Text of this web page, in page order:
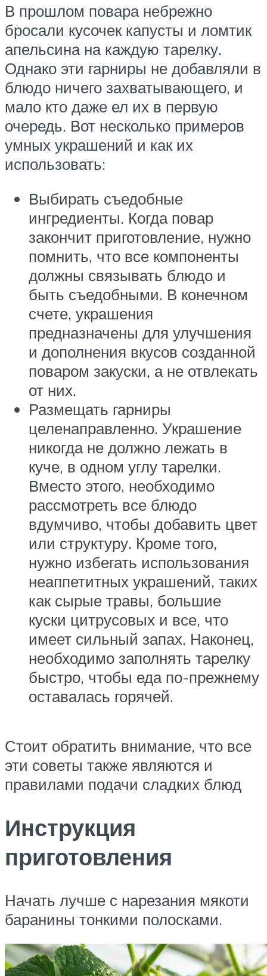
В прошлом повара небрежно
бросали кусочек капусты и ломтик
апельсина на каждую тарелку.
Однако эти гарниры не добавляли в
блюдо ничего захватывающего, и
мало кто даже ел их в первую
очередь. Вот несколько примеров
умных украшений и как их
использовать:
Выбирать съедобные
ингредиенты. Когда повар
закончит приготовление, нужно
помнить, что все компоненты
должны связывать блюдо и
быть съедобными. В конечном
счете, украшения
предназначены для улучшения
и дополнения вкусов созданной
поваром закуски, а не отвлекать
от них.
Размещать гарниры
целенаправленно. Украшение
никогда не должно лежать в
куче, в одном углу тарелки.
Вместо этого, необходимо
рассмотреть все блюдо
вдумчиво, чтобы добавить цвет
или структуру. Кроме того,
нужно избегать использования
неаппетитных украшений, таких
как сырые травы, большие
куски цитрусовых и все, что
имеет сильный запах. Наконец,
необходимо заполнять тарелку
быстро, чтобы еда по-прежнему
оставалась горячей.
Стоит обратить внимание, что все
эти советы также являются и
правилами подачи сладких блюд
Инструкция
приготовления
Начать лучше с нарезания мякоти
баранины тонкими полосками.